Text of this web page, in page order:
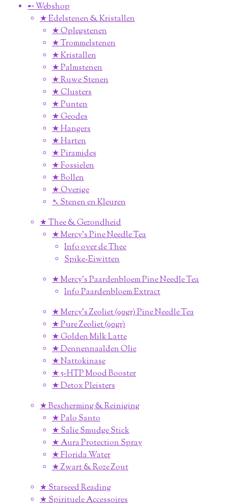
➸ Webshop
★ Edelstenen & Kristallen
★ Oplegstenen
★ Trommelstenen
★ Kristallen
★ Palmstenen
★ Ruwe Stenen
★ Clusters
★ Punten
★ Geodes
★ Hangers
★ Harten
★ Piramides
★ Fossielen
★ Bollen
★ Overige
➴ Stenen en Kleuren
★ Thee & Gezondheid
★ Mercy's Pine Needle Tea
Info over de Thee
Spike-Eiwitten
★ Mercy's Paardenbloem Pine Needle Tea
Info Paardenbloem Extract
★ Mercy's Zeoliet (90gr) Pine Needle Tea
★ Pure Zeoliet (90gr)
★ Golden Milk Latte
★ Dennennaalden Olie
★ Nattokinase
★ 5-HTP Mood Booster
★ Detox Pleisters
★ Bescherming & Reiniging
★ Palo Santo
★ Salie Smudge Stick
★ Aura Protection Spray
★ Florida Water
★ Zwart & Roze Zout
★ Starseed Reading
★ Spirituele Accessoires